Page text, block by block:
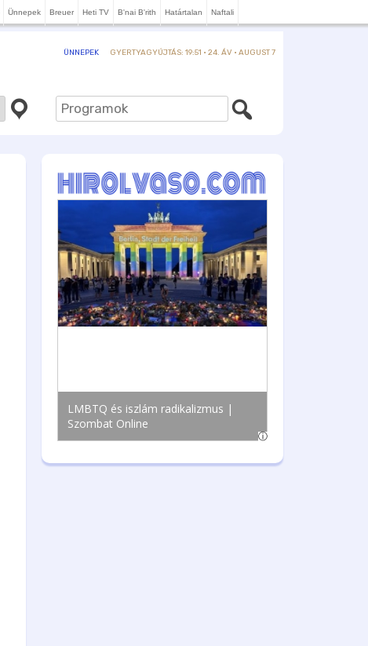
Ünnepek Breuer Heti TV B'nai B'rith Határtalan Naftali
ÜNNEPEK GYERTYAGYÚJTÁS: 19:51 · 24. ÁV · AUGUST 7